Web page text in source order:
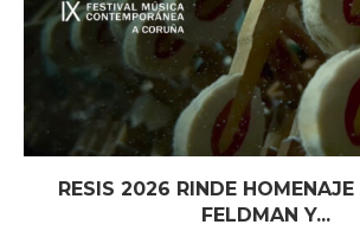
RESIS 2026 RINDE
FELDMAN Y...